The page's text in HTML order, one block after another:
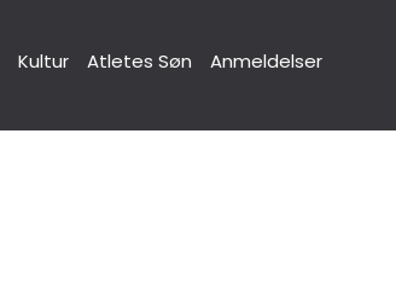
Kultur Atletes Søn Anmeldelser